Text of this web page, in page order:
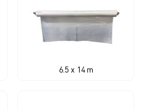
6.5 x 14 m